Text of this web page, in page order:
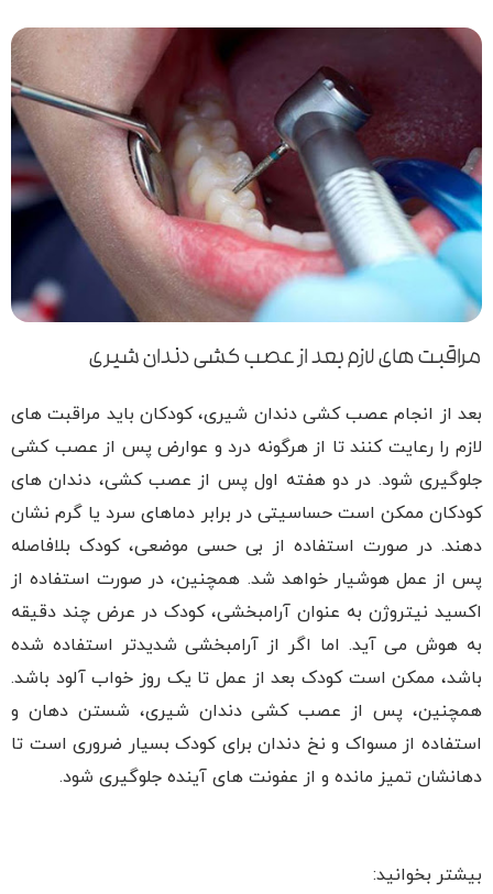
مراقبت های لازم بعد از عصب کشی دندان شیری
بعد از انجام عصب کشی دندان شیری، کودکان باید مراقبت های
لازم را رعایت کنند تا از هرگونه درد و عوارض پس از عصب کشی
جلوگیری شود. در دو هفته اول پس از عصب کشی، دندان های
کودکان ممکن است حساسیتی در برابر دماهای سرد یا گرم نشان
دهند. در صورت استفاده از بی حسی موضعی، کودک بلافاصله
پس از عمل هوشیار خواهد شد. همچنین، در صورت استفاده از
اکسید نیتروژن به عنوان آرامبخشی، کودک در عرض چند دقیقه
به هوش می آید. اما اگر از آرامبخشی شدیدتر استفاده شده
باشد، ممکن است کودک بعد از عمل تا یک روز خواب آلود باشد.
همچنین، پس از عصب کشی دندان شیری، شستن دهان و
استفاده از مسواک و نخ دندان برای کودک بسیار ضروری است تا
دهانشان تمیز مانده و از عفونت های آینده جلوگیری شود.
بیشتر بخوانید: